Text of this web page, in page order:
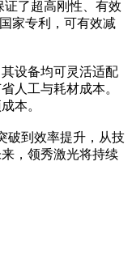
了超高刚性、有效
家专利，可有效减
设备均可灵活适配
人工与耗材成本。
本。
破到效率提升，从技
，领秀激光将持续